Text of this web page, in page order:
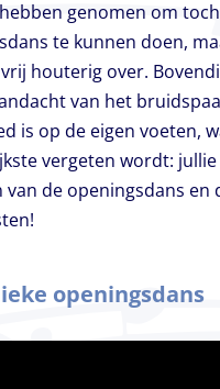
genomen om
te kunnen doen,
houterig over.
van het
is op de eigen voeten,
vergeten wordt:
van de openingsdans en
openingsdans